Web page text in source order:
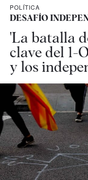
POLÍTICA
DESAFÍO
'La batalla
clave del 1-
y los